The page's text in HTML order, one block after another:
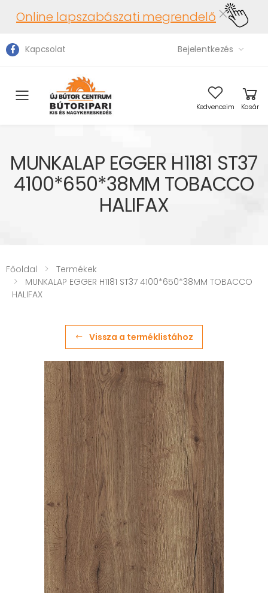
Online lapszabászati megrendelő
Kapcsolat Bejelentkezés
Toggle mobile menu Kedvenceim Kosár
MUNKALAP EGGER H1181 ST37
4100*650*38MM TOBACCO
HALIFAX
Főoldal
Termékek
MUNKALAP EGGER H1181 ST37 4100*650*38MM TOBACCO
HALIFAX
Vissza a terméklistához